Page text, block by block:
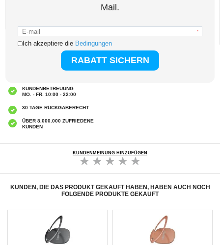
EXPRESSVERSAND
KUNDENBETREUUNG
MO. - FR. 10:00 - 22:00
30 TAGE RÜCKGABERECHT
ÜBER 8.000.000 ZUFRIEDENE
KUNDEN
KUNDENMEINUNG HINZUFÜGEN
KUNDEN, DIE DAS PRODUKT GEKAUFT HABEN, HABEN AUCH NOCH
FOLGENDE PRODUKTE GEKAUFT